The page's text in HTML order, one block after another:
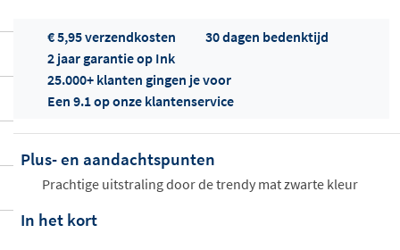
Offertes
ophalen...
€ 5,95 verzendkosten
30 dagen bedenktijd
2 jaar garantie op Ink
25.000+ klanten gingen je voor
Een 9.1 op onze klantenservice
Plus- en aandachtspunten
Prachtige uitstraling door de trendy mat zwarte kleur
In het kort